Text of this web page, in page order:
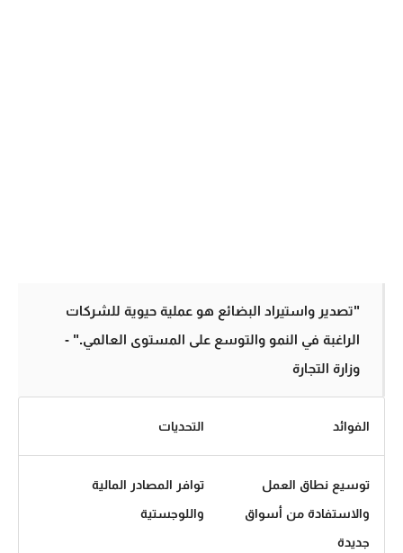
"تصدير واستيراد البضائع هو عملية حيوية للشركات
الراغبة في النمو والتوسع على المستوى العالمي." -
وزارة التجارة
الفوائد التحديات
توسيع نطاق العمل
والاستفادة من أسواق
جديدة
توافر المصادر المالية
واللوجستية